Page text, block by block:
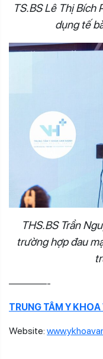
TS.BS Lê Thị Bích
dụng tế
THS.BS Trần
trường hợp đau
————-
TRUNG TÂM Y KHOA
Website: